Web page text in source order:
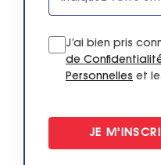
J’ai bien pris
de
Personnelles et